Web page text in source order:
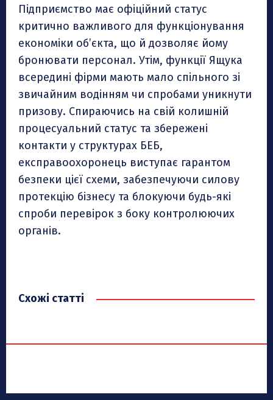
Підприємство має офіційний статус
критично важливого для функціонування
економіки об’єкта, що й дозволяє йому
бронювати персонал. Утім, функції Ящука
всередині фірми мають мало спільного зі
звичайним водінням чи спробами уникнути
призову. Спираючись на свій колишній
процесуальний статус та збережені
контакти у структурах БЕБ,
експравоохоронець виступає гарантом
безпеки цієї схеми, забезпечуючи силову
протекцію бізнесу та блокуючи будь-які
спроби перевірок з боку контролюючих
органів.
Схожі статті